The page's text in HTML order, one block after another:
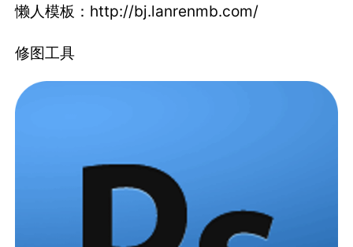
懒人模板：http://bj.lanrenmb.com/
修图工具